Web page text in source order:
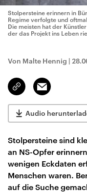
Stolpersteine erinnern in
Regime verfolgte und
Die meisten hat der
der das Projekt ins Leben
Von Malte Hennig |
Link
kopieren/teilen
Email
Audio
Stolpersteine sind
an NS-Opfer
wenigen Eckdaten
Menschen waren.
auf die Suche